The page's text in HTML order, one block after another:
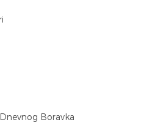
Boravka